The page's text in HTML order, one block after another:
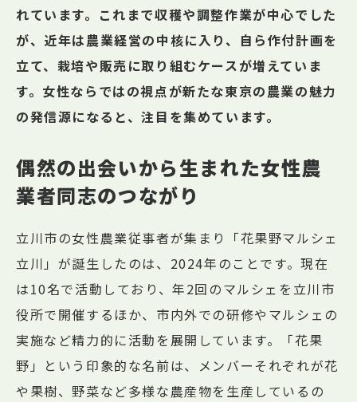
れています。これまで収穫や調整作業が中心でした
が、近年は農業経営の中核に入り、自ら作付計画を
立て、栽培や販売に取り組むケースが増えていま
す。女性ならではの視点が新たな東京の農業の魅力
の発信源になると、注目を集めています。
偶然の出会いから生まれた女性農
業者同志のつながり
立川市の女性農業従事者が集まり「花果野マルシェ
立川」が誕生したのは、2024年のことです。現在
は10名で活動しており、年2回のマルシェを立川市
役所で開催するほか、市内外での研修やマルシェの
実施など精力的に活動を展開しています。「花果
野」という印象的な名前は、メンバーそれぞれが花
や果樹、野菜など多様な農産物を生産しているの